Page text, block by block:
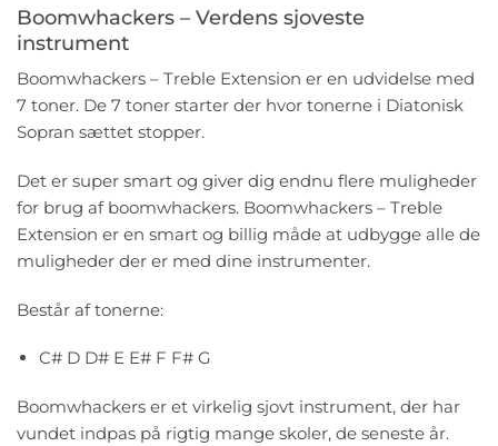
Boomwhackers – Verdens sjoveste
instrument
Boomwhackers – Treble Extension er en udvidelse med
7 toner. De 7 toner starter der hvor tonerne i Diatonisk
Sopran sættet stopper.
Det er super smart og giver dig endnu flere muligheder
for brug af boomwhackers. Boomwhackers – Treble
Extension er en smart og billig måde at udbygge alle de
muligheder der er med dine instrumenter.
Består af tonerne:
C# D D# E E# F F# G
Boomwhackers er et virkelig sjovt instrument, der har
vundet indpas på rigtig mange skoler, de seneste år.